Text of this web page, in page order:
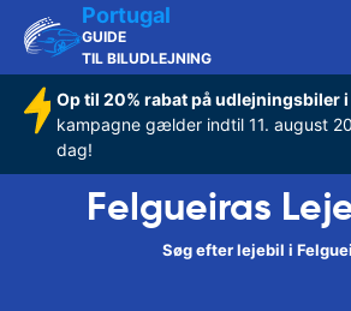
Portugal
GUIDE
TIL BILUDLEJNING
Op til 20% rabat på udlejningsbiler
kampagne gælder indtil 11. august
dag!
Felgueiras
Søg efter lejebil i